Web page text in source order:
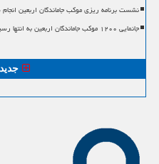
نشست برنامه ریزی موکب جاماندگان اربعین
جانمایی ۱۲۰۰ موکب جاماندگان اربعین به انتها رسید